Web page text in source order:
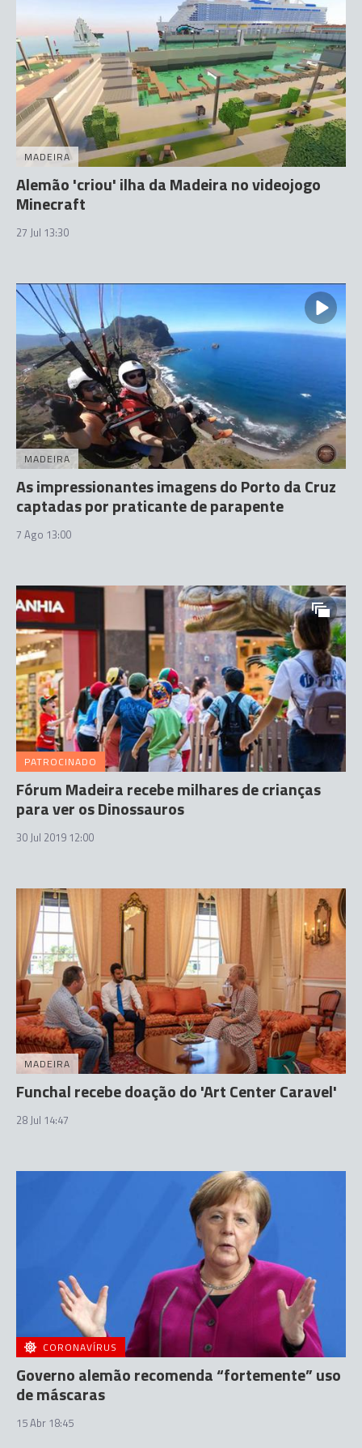
MADEIRA
Alemão 'criou' ilha da Madeira no videojogo
Minecraft
27 Jul 13:30
MADEIRA
As impressionantes imagens do Porto da Cruz
captadas por praticante de parapente
7 Ago 13:00
PATROCINADO
Fórum Madeira recebe milhares de crianças
para ver os Dinossauros
30 Jul 2019 12:00
MADEIRA
Funchal recebe doação do 'Art Center Caravel'
28 Jul 14:47
CORONAVÍRUS
Governo alemão recomenda “fortemente” uso
de máscaras
15 Abr 18:45